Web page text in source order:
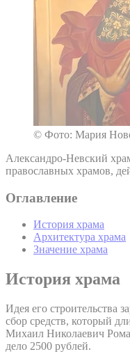
© Фото: Мария
Александро-Невский
православных храмов,
Оглавление
История храма
Архитектура храма
Значение храма
История храма
Идея его строительства
сбор средств, который
Михаил Николаевич
дело 2500 рублей.